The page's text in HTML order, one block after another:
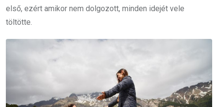
első, ezért amikor nem dolgozott, minden idejét vele
töltötte.